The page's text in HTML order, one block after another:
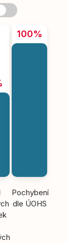
100%
Pochybení
dle ÚOHS